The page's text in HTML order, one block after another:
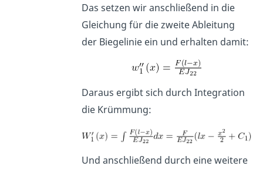
Das setzen wir anschließend in die
Gleichung für die zweite Ableitung
der Biegelinie ein und erhalten damit:
Daraus ergibt sich durch Integration
die Krümmung:
Und anschließend durch eine weitere